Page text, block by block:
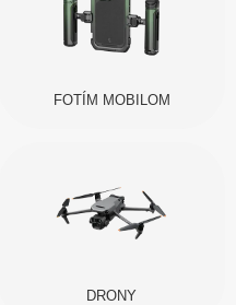
FOTÍM MOBILOM
DRONY